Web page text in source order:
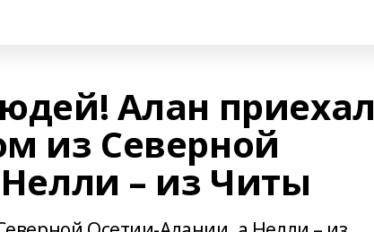
Алан приехал
из Северной
– из Читы